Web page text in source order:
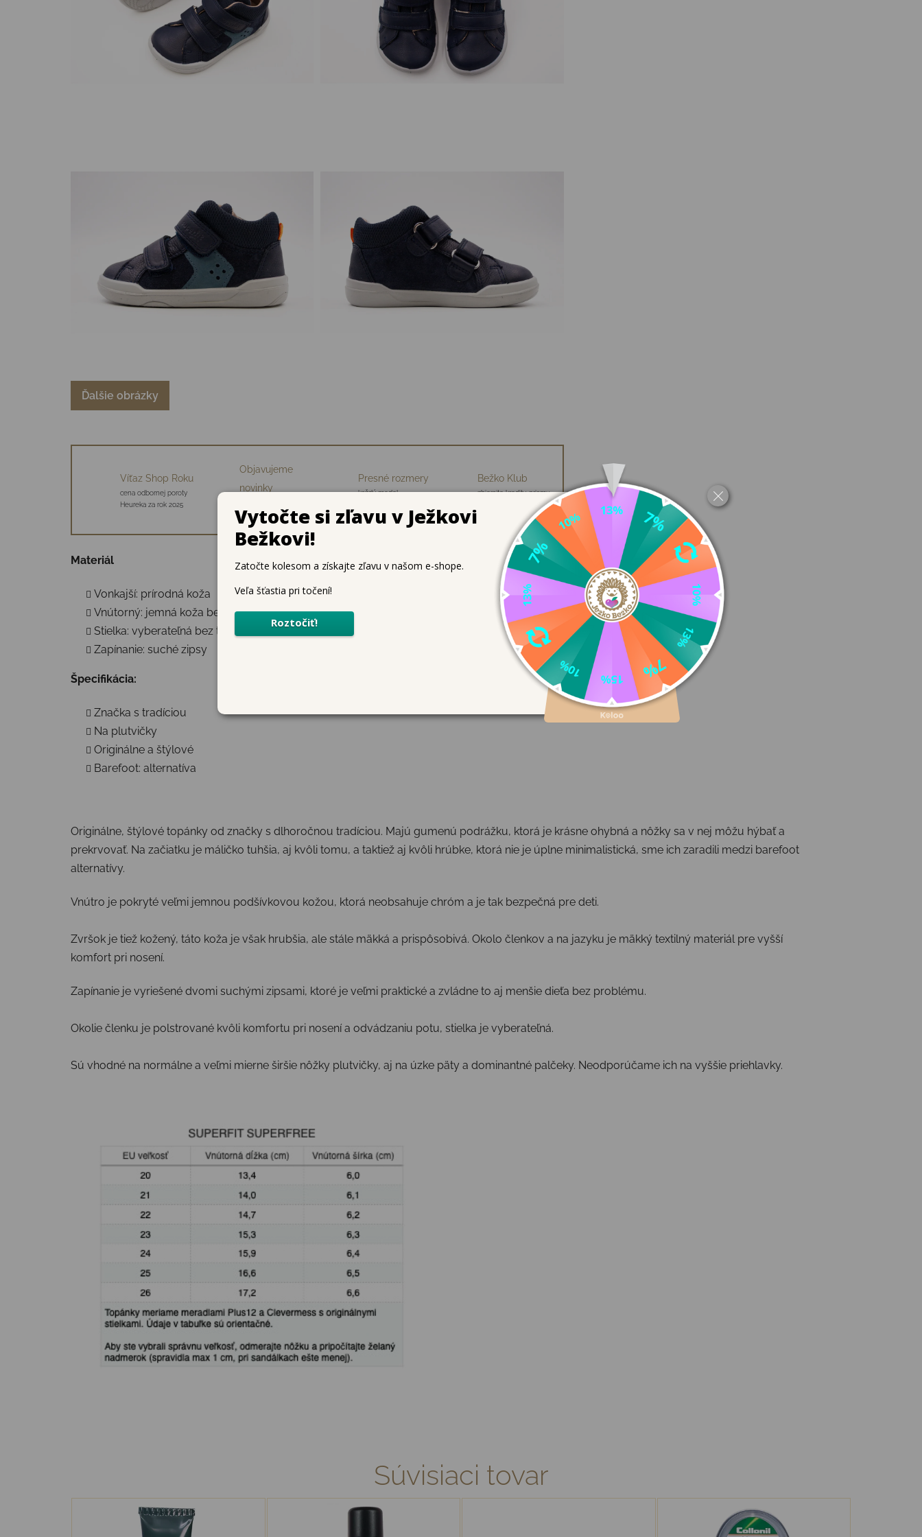
Ďalšie obrázky
Víťaz Shop Roku
cena odbornej poroty
Heureka za rok 2025
Objavujeme
novinky
značiek
Presné rozmery
každý model
Bežko Klub
zbierajte kredity, priamu
Materiál
Vonkajší: prírodná koža
Vnútorný: jemná koža bez chrómu
Stielka: vyberateľná bez tvarovania
Zapínanie: suché zipsy
Špecifikácia:
Značka s tradíciou
Na plutvičky
Originálne a štýlové
Barefoot: alternatíva
Originálne, štýlové topánky od značky s dlhoročnou tradíciou. Majú gumenú podrážku, ktorá je krásne ohybná a nôžky sa v nej môžu hýbať a
prekrvovať. Na začiatku je máličko tuhšia, aj kvôli tomu, a taktiež aj kvôli hrúbke, ktorá nie je úplne minimalistická, sme ich zaradili medzi barefoot
alternatívy.
Vnútro je pokryté veľmi jemnou podšívkovou kožou, ktorá neobsahuje chróm a je tak bezpečná pre deti.
Zvršok je tiež kožený, táto koža je však hrubšia, ale stále mäkká a prispôsobivá. Okolo členkov a na jazyku je mäkký textilný materiál pre vyšší
komfort pri nosení.
Zapínanie je vyriešené dvomi suchými zipsami, ktoré je veľmi praktické a zvládne to aj menšie dieťa bez problému.
Okolie členku je polstrované kvôli komfortu pri nosení a odvádzaniu potu, stielka je vyberateľná.
Sú vhodné na normálne a veľmi mierne širšie nôžky plutvičky, aj na úzke päty a dominantné palčeky. Neodporúčame ich na vyššie priehlavky.
Súvisiaci tovar